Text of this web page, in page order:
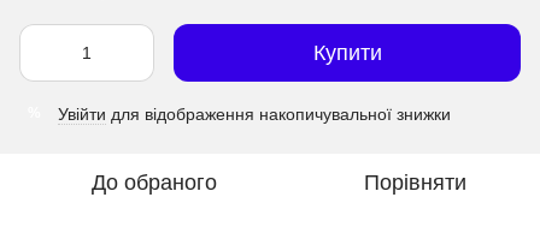
Купити
Увійти для відображення накопичувальної знижки
До обраного Порівняти